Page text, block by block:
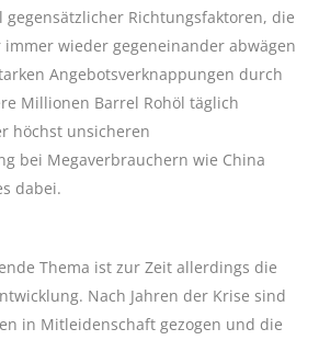
Richtungsfaktoren, die
wieder gegeneinander abwägen
Angebotsverknappungen durch
Millionen Barrel Rohöl täglich
höchst unsicheren
bei Megaverbrauchern wie China
dabei.
Thema ist zur Zeit allerdings die
Nach Jahren der Krise sind
in Mitleidenschaft gezogen und die